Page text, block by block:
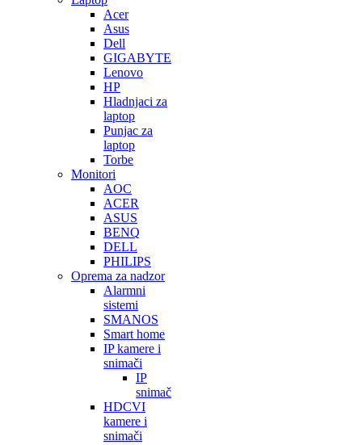
Acer
Asus
Dell
GIGABYTE
Lenovo
HP
Hladnjaci za
laptop
Punjac za
laptop
Torbe
Monitori
AOC
ACER
ASUS
BENQ
DELL
PHILIPS
Oprema za nadzor
Alarmni
sistemi
SMANOS
Smart home
IP kamere i
snimači
IP
snimač
HDCVI
kamere i
snimači